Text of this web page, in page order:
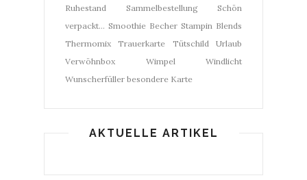
Ruhestand
Sammelbestellung
Schön
verpackt... Smoothie Becher Stampin Blends
Thermomix
Trauerkarte Tütschild
Urlaub
Verwöhnbox
Wimpel
Windlicht
Wunscherfüller besondere Karte
AKTUELLE ARTIKEL